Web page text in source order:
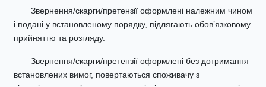
Звернення/скарги/претензії оформлені належним чином
і подані у встановленому порядку, підлягають обов’язковому
прийняттю та розгляду.
Звернення/скарги/претензії оформлені без дотримання
встановлених вимог, повертаються споживачу з